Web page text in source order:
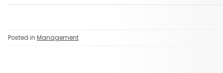
Posted in Management